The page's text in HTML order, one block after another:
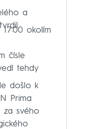
a
okolím
čísle
tehdy
došlo k
Prima
za svého